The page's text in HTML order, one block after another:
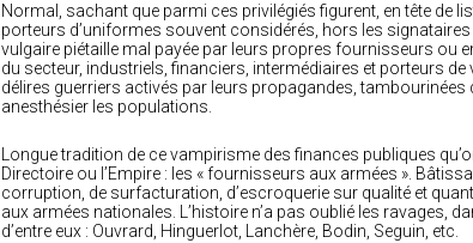
Normal, sachant que parmi ces privilégiés figurent, en tête de
porteurs d’uniformes souvent considérés, hors les
vulgaire piétaille mal payée par leurs propres fournisseurs ou
du secteur, industriels, financiers, intermédiaires et porteurs
délires guerriers activés par leurs propagandes,
anesthésier les populations.
Longue tradition de ce vampirisme des finances publiques
Directoire ou l’Empire : les « fournisseurs aux armées ».
corruption, de surfacturation, d’escroquerie sur qualité et
aux armées nationales. L’histoire n’a pas oublié les ravages,
d’entre eux : Ouvrard, Hinguerlot, Lanchère, Bodin, Seguin, etc.